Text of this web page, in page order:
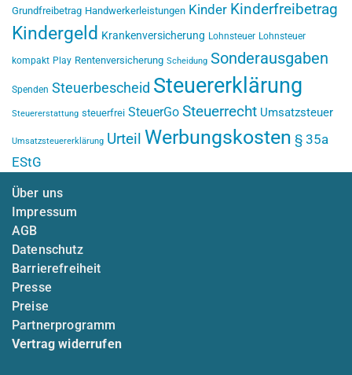
Grundfreibetrag Handwerkerleistungen Kinder Kinderfreibetrag
Kindergeld Krankenversicherung Lohnsteuer Lohnsteuer
kompakt Play Rentenversicherung Scheidung Sonderausgaben
Spenden Steuerbescheid Steuererklärung
Steuererstattung steuerfrei SteuerGo Steuerrecht Umsatzsteuer
Umsatzsteuererklärung Urteil Werbungskosten § 35a
EStG
Über uns
Impressum
AGB
Datenschutz
Barrierefreiheit
Presse
Preise
Partnerprogramm
Vertrag widerrufen